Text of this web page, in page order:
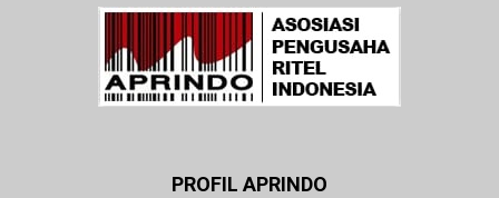
PROFIL APRINDO